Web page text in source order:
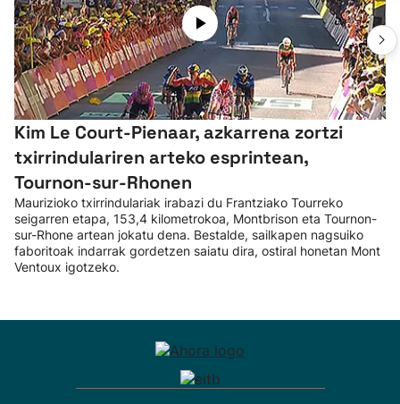
Kim Le Court-Pienaar, azkarrena zortzi
txirrindulariren arteko esprintean,
Tournon-sur-Rhonen
Maurizioko txirrindulariak irabazi du Frantziako Tourreko
seigarren etapa, 153,4 kilometrokoa, Montbrison eta Tournon-
sur-Rhone artean jokatu dena. Bestalde, sailkapen nagsuiko
faboritoak indarrak gordetzen saiatu dira, ostiral honetan Mont
Ventoux igotzeko.